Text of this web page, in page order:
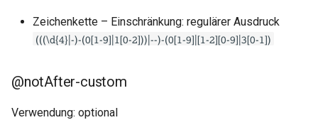
Zeichenkette – Einschränkung: regulärer Ausdruck
(((\d{4}|-)-(0[1-9]|1[0-2]))|--)-(0[1-9]|[1-2][0-9]|3[0-1])
@notAfter-custom
Verwendung: optional